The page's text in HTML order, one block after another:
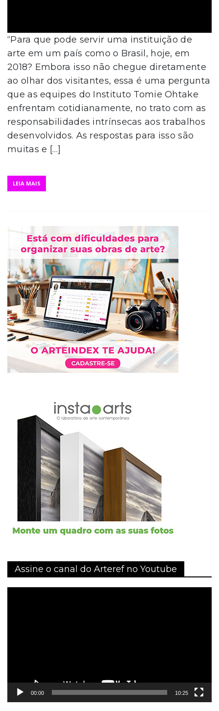
“Para que pode servir uma instituição de
arte em um país como o Brasil, hoje, em
2018? Embora isso não chegue diretamente
ao olhar dos visitantes, essa é uma pergunta
que as equipes do Instituto Tomie Ohtake
enfrentam cotidianamente, no trato com as
responsabilidades intrínsecas aos trabalhos
desenvolvidos. As respostas para isso são
muitas e […]
LEIA MAIS
Assine o canal do Arteref no Youtube
00:00 10:25